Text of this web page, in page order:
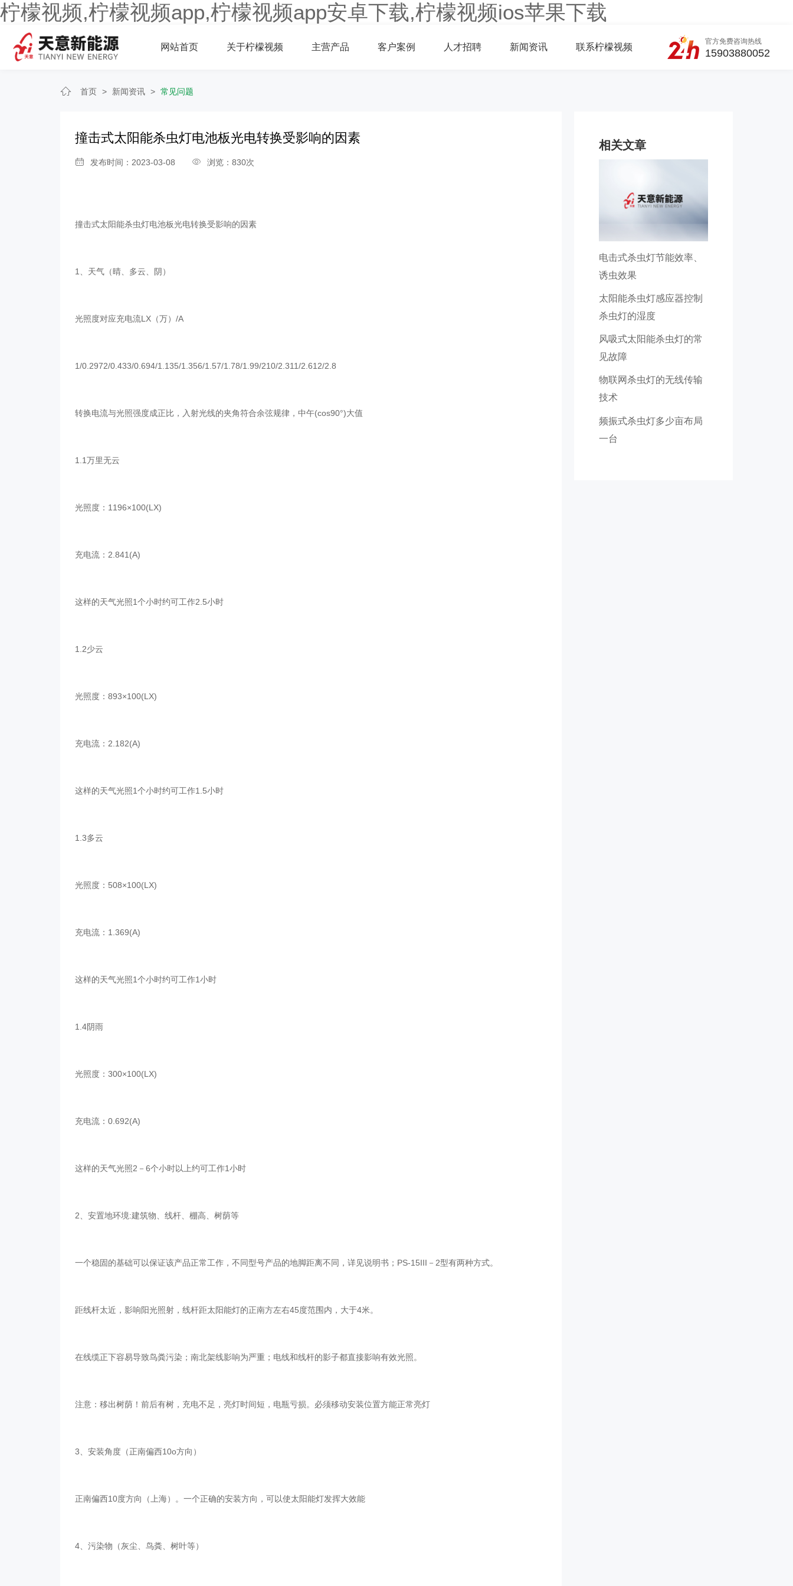
柠檬视频,柠檬视频app,柠檬视频app安卓下载,柠檬视频ios苹果下载
网站首页 关于柠檬视频 主营产品 客户案例 人才招聘 新闻资讯 联系柠檬视频
官方免费咨询热线
15903880052
首页 > 新闻资讯 > 常见问题
撞击式太阳能杀虫灯电池板光电转换受影响的因素
发布时间：2023-03-08 浏览：830次
撞击式太阳能杀虫灯电池板光电转换受影响的因素
1、天气（晴、多云、阴）
光照度对应充电流LX（万）/A
1/0.2972/0.433/0.694/1.135/1.356/1.57/1.78/1.99/210/2.311/2.612/2.8
转换电流与光照强度成正比，入射光线的夹角符合余弦规律，中午(cos90°)大值
1.1万里无云
光照度：1196×100(LX)
充电流：2.841(A)
这样的天气光照1个小时约可工作2.5小时
1.2少云
光照度：893×100(LX)
充电流：2.182(A)
这样的天气光照1个小时约可工作1.5小时
1.3多云
光照度：508×100(LX)
充电流：1.369(A)
这样的天气光照1个小时约可工作1小时
1.4阴雨
光照度：300×100(LX)
充电流：0.692(A)
这样的天气光照2－6个小时以上约可工作1小时
2、安置地环境:建筑物、线杆、棚高、树荫等
一个稳固的基础可以保证该产品正常工作，不同型号产品的地脚距离不同，详见说明书；PS-15III－2型有两种方式。
距线杆太近，影响阳光照射，线杆距太阳能灯的正南方左右45度范围内，大于4米。
在线缆正下容易导致鸟粪污染；南北架线影响为严重；电线和线杆的影子都直接影响有效光照。
注意：移出树荫！前后有树，充电不足，亮灯时间短，电瓶亏损。必须移动安装位置方能正常亮灯
3、安装角度（正南偏西10o方向）
正南偏西10度方向（上海）。一个正确的安装方向，可以使太阳能灯发挥大效能
4、污染物（灰尘、鸟粪、树叶等）
相关文章
电击式杀虫灯节能效率、
诱虫效果
太阳能杀虫灯感应器控制
杀虫灯的湿度
风吸式太阳能杀虫灯的常
见故障
物联网杀虫灯的无线传输
技术
​频振式杀虫灯多少亩布局
一台